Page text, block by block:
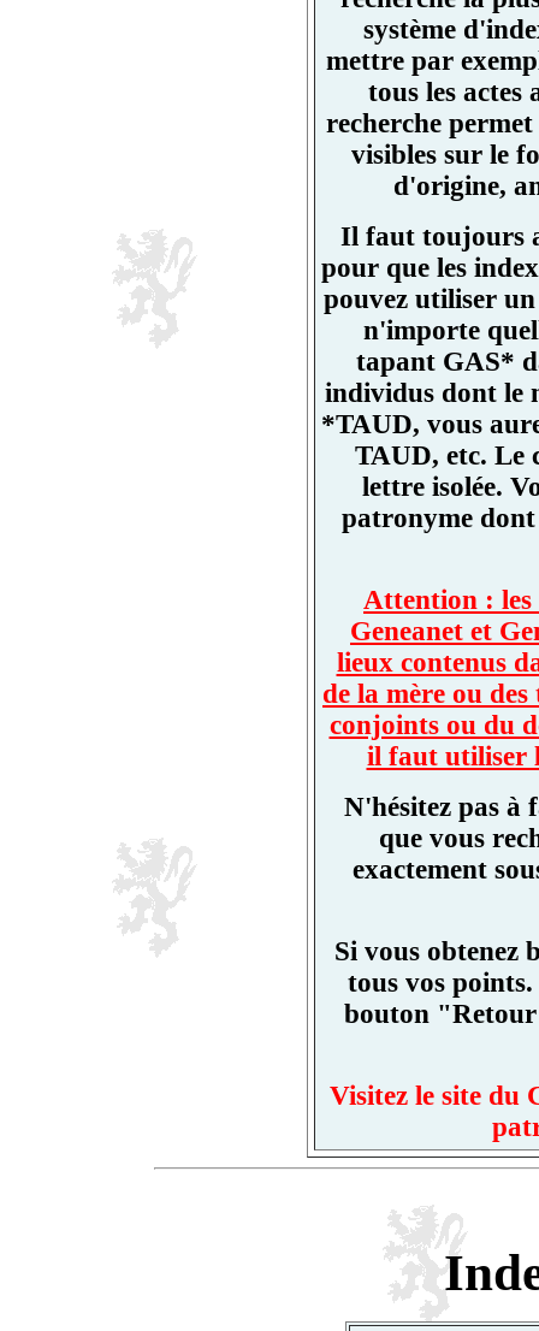
système
mettre par
tous les
recherche
visibles sur le
d'origine,
Il faut toujours
pour que les
pouvez utiliser
n'importe
tapant GAS*
individus dont le
*TAUD, vous
TAUD, etc. Le
lettre isolée.
patronyme dont
Attention : les
Geneanet et
lieux contenus
de la mère ou
conjoints ou du
il faut utiliser
N'hésitez pas à
que vous
exactement
Si vous obtenez
tous vos
bouton
Visitez le site du